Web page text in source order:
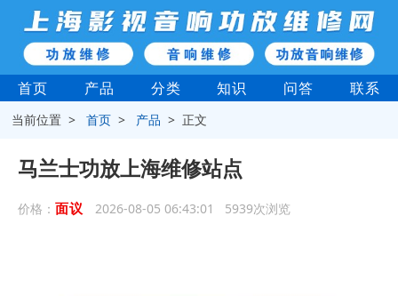
首页 产品 分类 知识 问答 联系
当前位置 >首页 > 产品 > 正文
马兰士功放上海维修站点
价格： 面议 2026-08-05 06:43:01 5939次浏览